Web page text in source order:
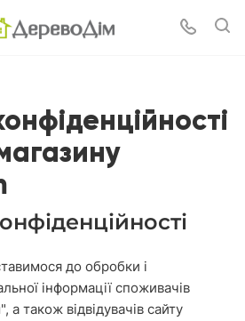
до обробки і
інформації споживачів
також відвідувачів сайту